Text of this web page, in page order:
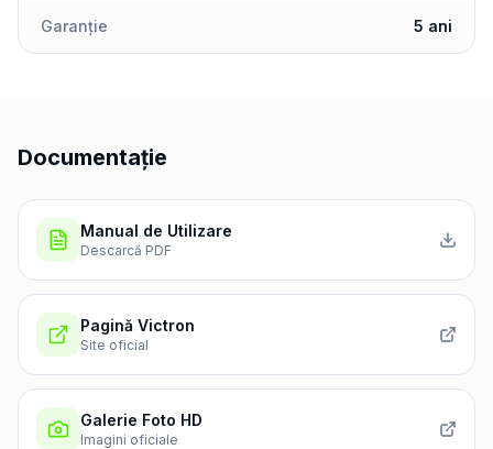
Garanție 5 ani
Documentație
Manual de Utilizare
Descarcă PDF
Pagină Victron
Site oficial
Galerie Foto HD
Imagini oficiale